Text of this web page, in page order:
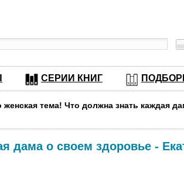
СЕРИИ КНИГ
женская тема! Что должна знать каждая
дама о своем здоровье -